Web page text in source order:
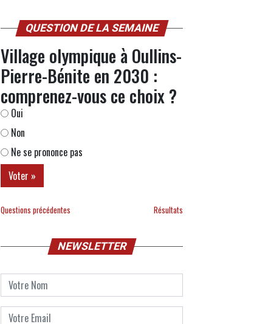
QUESTION DE LA SEMAINE
Village olympique à Oullins-
Pierre-Bénite en 2030 :
comprenez-vous ce choix ?
Oui
Non
Ne se prononce pas
Questions précédentes Résultats
NEWSLETTER